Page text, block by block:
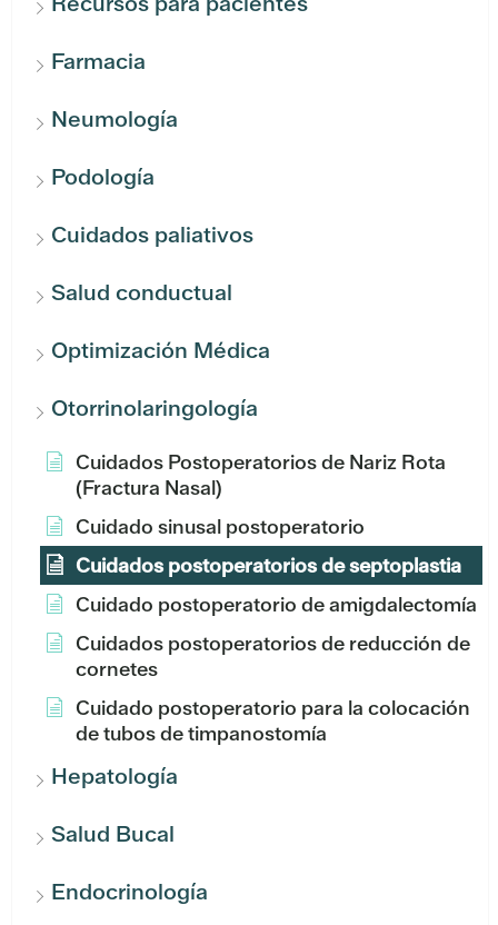
Farmacia
Neumología
Podología
Cuidados paliativos
Salud conductual
Optimización Médica
Otorrinolaringología
Cuidados Postoperatorios de Nariz Rota
(Fractura Nasal)
Cuidado sinusal postoperatorio
Cuidados postoperatorios de septoplastia
Cuidado postoperatorio de amigdalectomía
Cuidados postoperatorios de reducción de
cornetes
Cuidado postoperatorio para la colocación
de tubos de timpanostomía
Hepatología
Salud Bucal
Endocrinología